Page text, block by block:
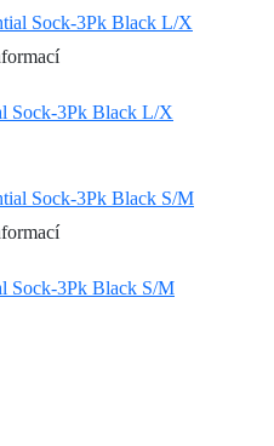
Sock-3Pk Black L/X
Sock-3Pk Black S/M